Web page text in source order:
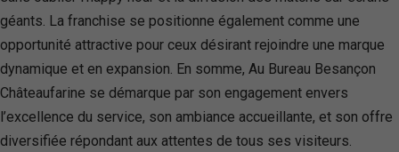
géants. La franchise se positionne également comme une
opportunité attractive pour ceux désirant rejoindre une marque
dynamique et en expansion. En somme, Au Bureau Besançon
Châteaufarine se démarque par son engagement envers
l’excellence du service, son ambiance accueillante, et son offre
diversifiée répondant aux attentes de tous ses visiteurs.